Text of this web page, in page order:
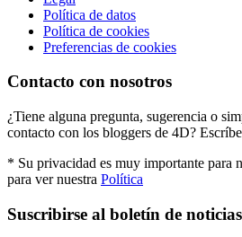
Política de datos
Política de cookies
Preferencias de cookies
Contacto con nosotros
¿Tiene alguna pregunta, sugerencia o
contacto con los bloggers de 4D?
* Su privacidad es muy importante para
para ver nuestra Política
Suscribirse al boletín de